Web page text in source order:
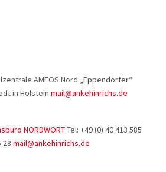
AMEOS Nord „Eppendorfer“
in Holstein mail@ankehinrichs.de
NORDWORTTel: +49 (0) 40 413 585
28 mail@ankehinrichs.de